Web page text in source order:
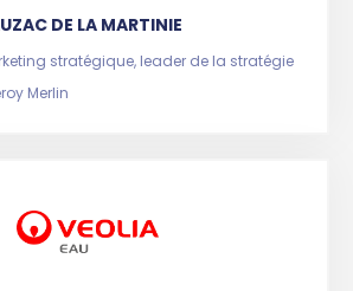
DE LA MARTINIE
stratégique, leader de la stratégie
Merlin